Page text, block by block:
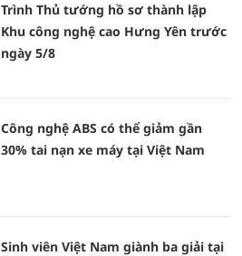
Trình Thủ tướng hồ sơ thành lập
Khu công nghệ cao Hưng Yên trước
ngày 5/8
Công nghệ ABS có thể giảm gần
30% tai nạn xe máy tại Việt Nam
Sinh viên Việt Nam giành ba giải tại